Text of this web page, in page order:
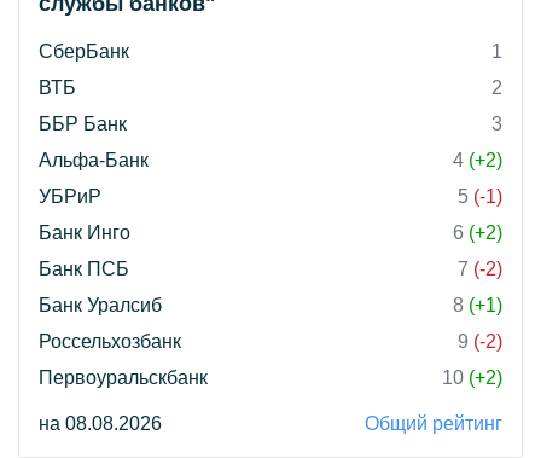
СберБанк
1
ВТБ
2
ББР Банк
3
Альфа-Банк
4 (+2)
УБРиР
5 (-1)
Банк Инго
6 (+2)
Банк ПСБ
7 (-2)
Банк Уралсиб
8 (+1)
Россельхозбанк
9 (-2)
Первоуральскбанк
10 (+2)
на 08.08.2026 Общий рейтинг